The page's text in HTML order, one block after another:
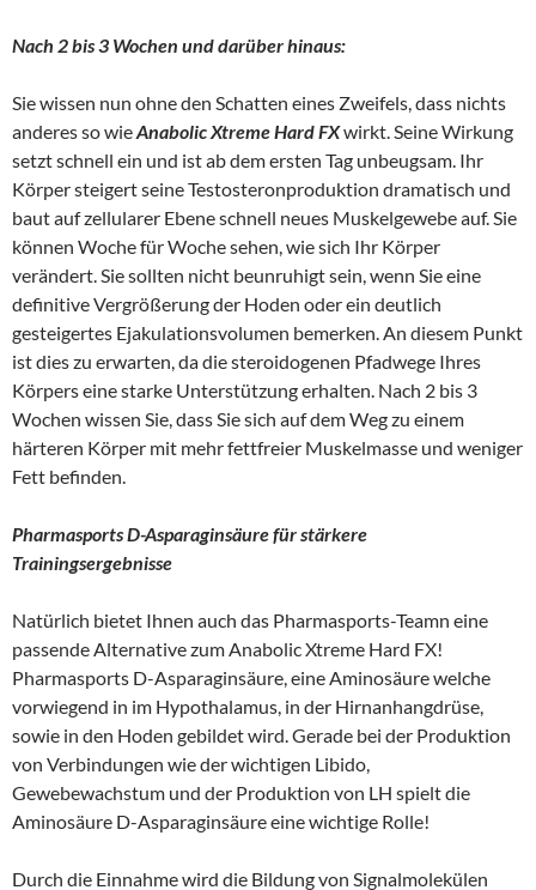
Nach 2 bis 3 Wochen und darüber hinaus:
Sie wissen nun ohne den Schatten eines Zweifels, dass nichts
anderes so wieAnabolic Xtreme Hard FXwirkt. Seine Wirkung
setzt schnell ein und ist ab dem ersten Tag unbeugsam. Ihr
Körper steigert seine Testosteronproduktion dramatisch und
baut auf zellularer Ebene schnell neues Muskelgewebe auf. Sie
können Woche für Woche sehen, wie sich Ihr Körper
verändert. Sie sollten nicht beunruhigt sein, wenn Sie eine
definitive Vergrößerung der Hoden oder ein deutlich
gesteigertes Ejakulationsvolumen bemerken. An diesem Punkt
ist dies zu erwarten, da die steroidogenen Pfadwege Ihres
Körpers eine starke Unterstützung erhalten. Nach 2 bis 3
Wochen wissen Sie, dass Sie sich auf dem Weg zu einem
härteren Körper mit mehr fettfreier Muskelmasse und weniger
Fett befinden.
Pharmasports D-Asparaginsäure für stärkere
Trainingsergebnisse
Natürlich bietet Ihnen auch das Pharmasports-Teamn eine
passende Alternative zum Anabolic Xtreme Hard FX!
Pharmasports D-Asparaginsäure, eine Aminosäure welche
vorwiegend in im Hypothalamus, in der Hirnanhangdrüse,
sowie in den Hoden gebildet wird. Gerade bei der Produktion
von Verbindungen wie der wichtigen Libido,
Gewebewachstum und der Produktion von LH spielt die
Aminosäure D-Asparaginsäure eine wichtige Rolle!
Durch die Einnahme wird die Bildung von Signalmolekülen